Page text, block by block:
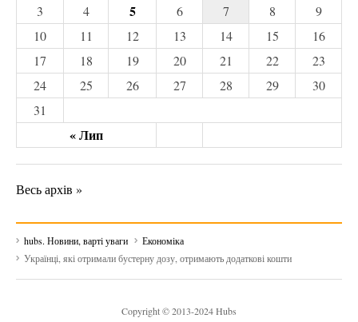
« Лип
3
4 5 6 7 8
9
10
11 12 13 14 15
16
17
18 19 20 21 22
23
24
25 26 27 28 29
30
31
Весь архів »
hubs. Новини, варті уваги
Економіка
Українці, які отримали бустерну дозу, отримають додаткові кошти
Copyright © 2013-2024 Hubs